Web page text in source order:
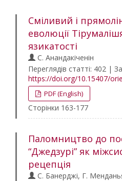
Сміливий і
еволюції
язикатості
С. Анандакіченін
Переглядів статті: 402 |
https://doi.org/10.15407/
PDF (English)
Сторінки 163-177
Паломництво до
“Джедзурі” як
рецепція
С. Банерджі, Г.